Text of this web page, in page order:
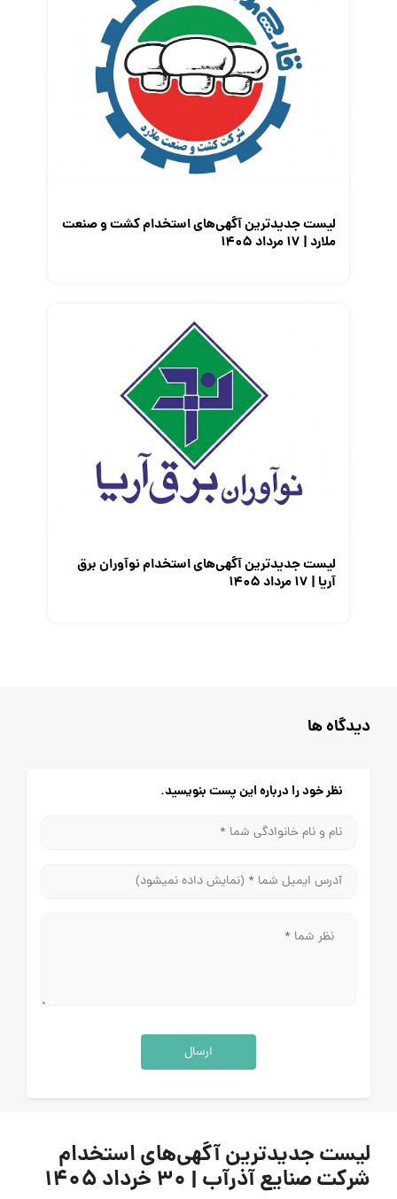
لیست جدیدترین آگهی‌های استخدام کشت و صنعت
ملارد | ۱۷ مرداد ۱۴۰۵
لیست جدیدترین آگهی‌های استخدام نوآوران برق
آریا | ۱۷ مرداد ۱۴۰۵
دیدگاه ها
نظر خود را درباره این پست بنویسید.
ارسال
لیست جدیدترین آگهی‌های استخدام
شرکت صنایع آذرآب | ۳۰ خرداد ۱۴۰۵